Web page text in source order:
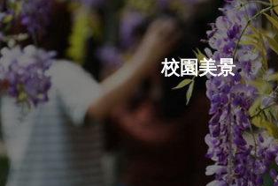
校園美景